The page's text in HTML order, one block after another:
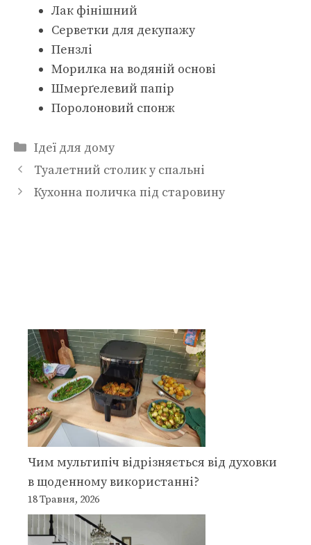
Лак фінішний
Серветки для декупажу
Пензлі
Морилка на водяній основі
Шмерґелевий папір
Поролоновий спонж
Категорії
Ідеї для дому
Туалетний столик у спальні
Кухонна поличка під старовину
Чим мультипіч відрізняється від духовки
в щоденному використанні?
18 Травня, 2026